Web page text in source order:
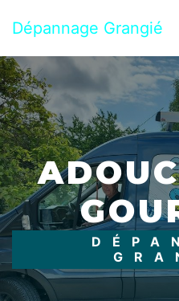
Dépannage Grangié
ADOUCISSEUR
DÉPANNAGE